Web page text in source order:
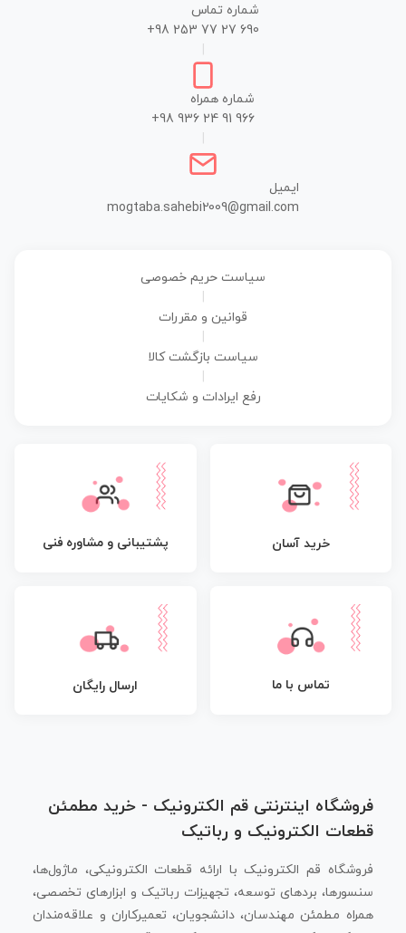
شماره تماس
+98 253 77 27 690
شماره همراه
+98 936 24 91 966
ایمیل
mogtaba.sahebi2009@gmail.com
سیاست حریم خصوصی
قوانین و مقررات
سیاست بازگشت کالا
رفع ایرادات و شکایات
خرید آسان پشتیبانی و مشاوره فنی
تماس با ما ارسال رایگان
فروشگاه اینترنتی قم الکترونیک - خرید مطمئن
قطعات الکترونیک و رباتیک
فروشگاه قم الکترونیک با ارائه قطعات الکترونیکی، ماژول‌ها،
سنسورها، بردهای توسعه، تجهیزات رباتیک و ابزارهای تخصصی،
همراه مطمئن مهندسان، دانشجویان، تعمیرکاران و علاقه‌مندان